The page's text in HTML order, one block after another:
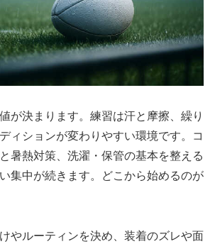
が決まります。練習は汗と摩擦、繰り
ィションが変わりやすい環境です。コ
暑熱対策、洗濯・保管の基本を整える
集中が続きます。どこから始めるのが
やルーティンを決め、装着のズレや面